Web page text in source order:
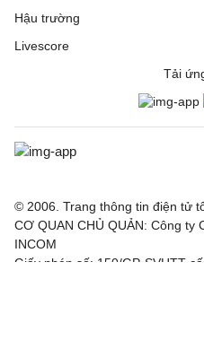
Hậu trường
Livescore
Tải
© 2006. Trang thông tin điện tử
CƠ QUAN CHỦ QUẢN: Công ty
INCOM
Giấy phép số: 150/GP-SVHTT